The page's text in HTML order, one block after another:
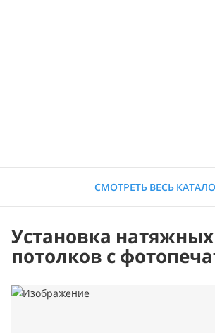
СМОТРЕТЬ ВЕСЬ
Установка натяжных
потолков с